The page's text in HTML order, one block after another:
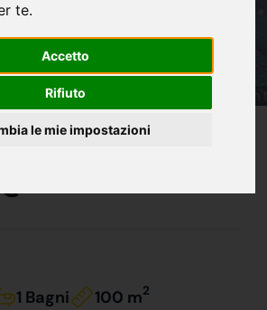
te.
Accetto
Rifiuto
le mie impostazioni
1 Bagni 100 m2